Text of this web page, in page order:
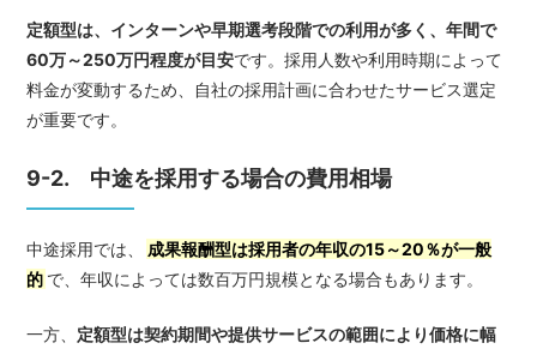
定額型は、インターンや早期選考段階での利用が多く、年間で
60万～250万円程度が目安です。採用人数や利用時期によって
料金が変動するため、自社の採用計画に合わせたサービス選定
が重要です。
9-2. 中途を採用する場合の費用相場
中途採用では、
成果報酬型は採用者の年収の15～20％が一般
的 で、年収によっては数百万円規模となる場合もあります。
一方、 定額型は契約期間や提供サービスの範囲により価格に幅